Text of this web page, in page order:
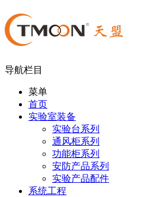
导航栏目
菜单
首页
实验室装备
实验台系列
通风柜系列
功能柜系列
安防产品系列
实验产品配件
系统工程